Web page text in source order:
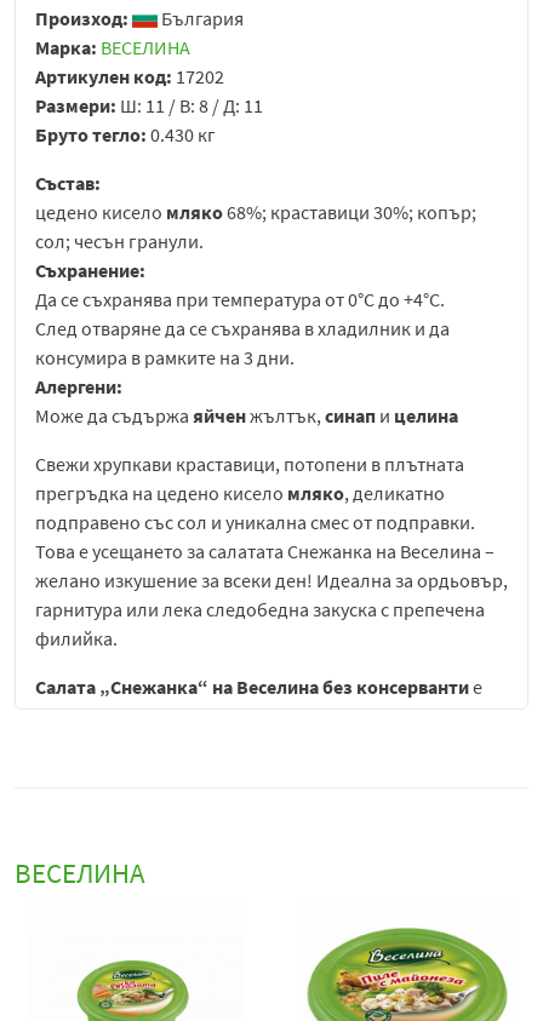
Произход:
България
Марка: ВЕСЕЛИНА
Артикулен код: 17202
Размери: Ш: 11 / В: 8 / Д: 11
Бруто тегло: 0.430 кг
Състав:
цедено кисело мляко68%; краставици 30%; копър;
сол; чесън гранули.
Съхранение:
Да се съхранява при температура от 0°C до +4°C.
След отваряне да се съхранява в хладилник и да
консумира в рамките на 3 дни.
Алергени:
Може да съдържа яйченжълтък,синап и целина
Свежи хрупкави краставици, потопени в плътната
прегръдка на цедено кисело мляко, деликатно
подправено със сол и уникална смес от подправки.
Това е усещането за салатата Снежанка на Веселина –
желано изкушение за всеки ден! Идеална за ордьовър,
гарнитура или лека следобедна закуска с препечена
филийка.
Салата „Снежанка“ на Веселинабез консервантие
традиционен български продукт, който съчетава
в удобен и готов за консумация вариант.
неговият чист състав, без добавени консерванти,
което позволява на естествените вкусове да изпъкнат
напълно. Това създава усещане за свежест и лекота,
ВЕСЕЛИНА